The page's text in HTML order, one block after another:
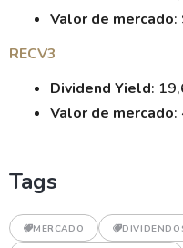
Valor de mercado:
RECV3
Dividend Yield:
Valor de mercado:
Tags
MERCADO